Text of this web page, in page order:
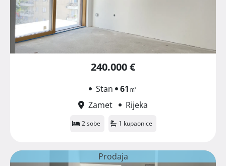
240.000 €
Stan 61㎡
Zamet
Rijeka
2 sobe 1 kupaonice
Prodaja